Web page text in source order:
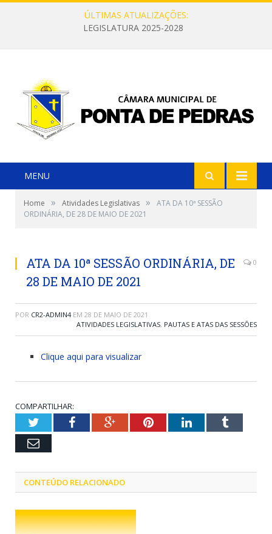
ÚLTIMAS ATUALIZAÇÕES:
LEGISLATURA 2025-2028
MENU
Home » Atividades Legislativas »
ATA DA 10ª SESSÃO
ORDINÁRIA, DE 28 DE MAIO DE 2021
ATA DA 10ª SESSÃO ORDINÁRIA, DE
28 DE MAIO DE 2021
0
POR CR2-ADMIN4 EM 28 DE MAIO DE 2021
ATIVIDADES LEGISLATIVAS, PAUTAS E ATAS DAS SESSÕES
Clique aqui para visualizar
COMPARTILHAR:
TwitterFacebookGoogle+PinterestLinkedInTumblr
Email
CONTEÚDO RELACIONADO